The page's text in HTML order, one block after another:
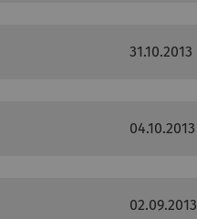
31.10.2013
04.10.2013
02.09.2013